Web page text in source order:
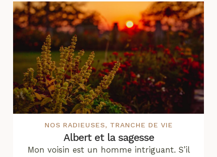
NOS RADIEUSES, TRANCHE DE VIE
Albert et la sagesse
Mon voisin est un homme intriguant. S’il